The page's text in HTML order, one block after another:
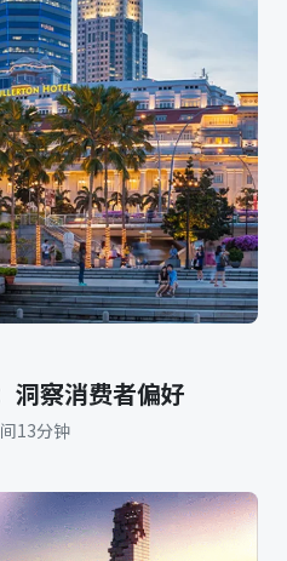
洞察消费者偏好
13分钟